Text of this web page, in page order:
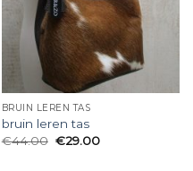
BRUIN LEREN TAS
bruin leren tas
€44.00 €29.00